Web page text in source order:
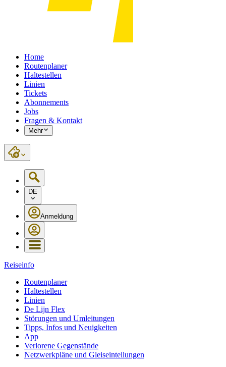
Home
Routenplaner
Haltestellen
Linien
Tickets
Abonnements
Jobs
Fragen & Kontakt
Mehr
DE
Anmeldung
Reiseinfo
Routenplaner
Haltestellen
Linien
De Lijn Flex
Störungen und Umleitungen
Tipps, Infos und Neuigkeiten
App
Verlorene Gegenstände
Netzwerkpläne und Gleiseinteilungen